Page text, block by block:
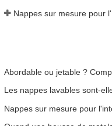
Abordable ou jetable ?